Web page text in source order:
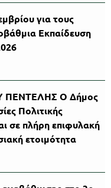
για τους
Εκπαίδευση
Ο Δήμος
Πολιτικής
σε πλήρη επιφυλακή
ετοιμότητα